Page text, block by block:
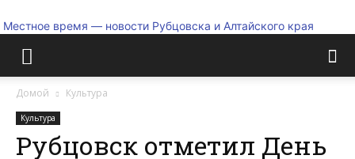
Местное время — новости Рубцовска и Алтайского края
Домой Культура
Культура
Рубцовск отметил День